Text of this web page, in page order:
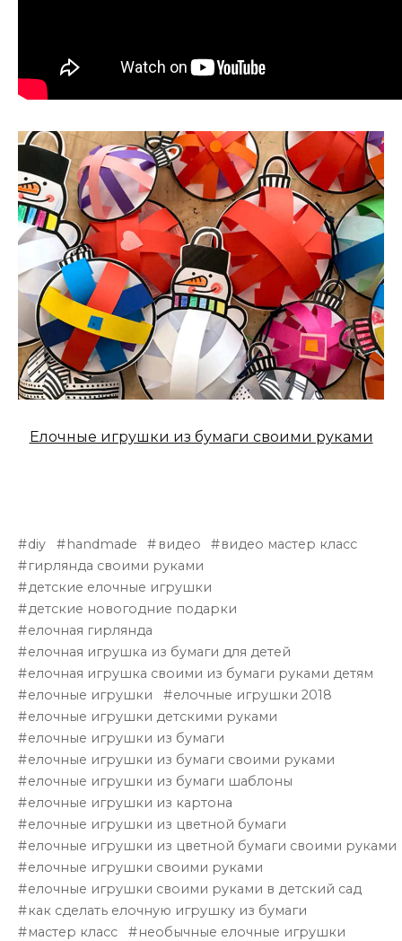
Елочные игрушки из бумаги своими руками
diy handmade видео
видео мастер класс
гирлянда своими руками
детские елочные игрушки
детские новогодние подарки
елочная гирлянда
елочная игрушка из бумаги для детей
елочная игрушка своими из бумаги руками детям
елочные игрушки
елочные игрушки 2018
елочные игрушки детскими руками
елочные игрушки из бумаги
елочные игрушки из бумаги своими руками
елочные игрушки из бумаги шаблоны
елочные игрушки из картона
елочные игрушки из цветной бумаги
елочные игрушки из цветной бумаги своими руками
елочные игрушки своими руками
елочные игрушки своими руками в детский сад
как сделать елочную игрушку из бумаги
мастер класс
необычные елочные игрушки